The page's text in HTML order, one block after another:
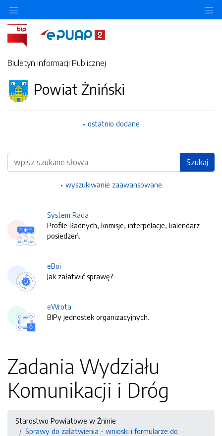
Biuletyn Informacji Publicznej
Powiat Żniński
ostatnio dodane
Wyszukiwarka Szukaj
wyszukiwanie zaawansowane
System Rada
Profile Radnych, komisje, interpelacje, kalendarz
posiedzeń.
eBoi
Jak załatwić sprawę?
eWrota
BIPy jednostek organizacyjnych.
Zadania Wydziału
Komunikacji i Dróg
Starostwo Powiatowe w Żninie
Sprawy do załatwienia - wnioski i formularze do